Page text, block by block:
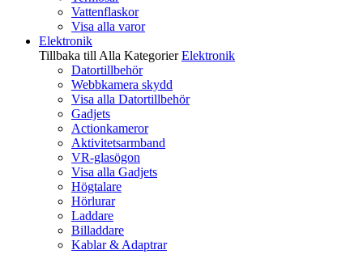
Vattenflaskor
Visa alla varor
Elektronik
Tillbaka till Alla Kategorier Elektronik
Datortillbehör
Webbkamera skydd
Visa alla Datortillbehör
Gadjets
Actionkameror
Aktivitetsarmband
VR-glasögon
Visa alla Gadjets
Högtalare
Hörlurar
Laddare
Billaddare
Kablar & Adaptrar